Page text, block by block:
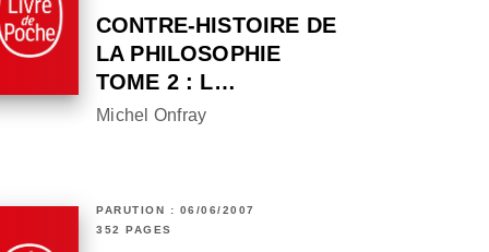
CONTRE-HISTOIRE DE
LA PHILOSOPHIE
TOME 2 : L…
Michel Onfray
PARUTION : 06/06/2007
352 PAGES